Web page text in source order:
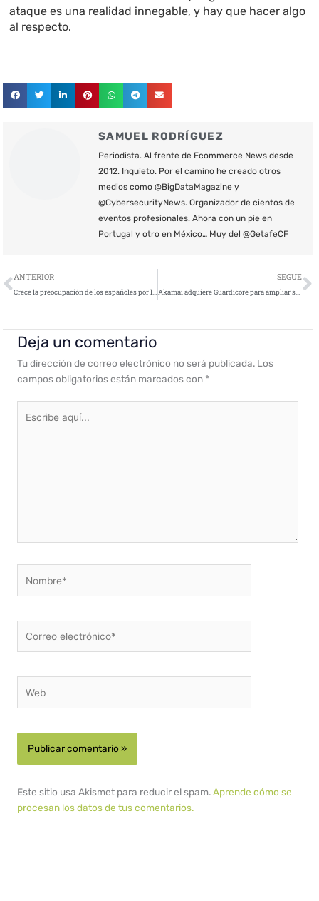
ataque es una realidad innegable, y hay que hacer algo
al respecto.
SAMUEL RODRÍGUEZ
Periodista. Al frente de Ecommerce News desde
2012. Inquieto. Por el camino he creado otros
medios como @BigDataMagazine y
@CybersecurityNews. Organizador de cientos de
eventos profesionales. Ahora con un pie en
Portugal y otro en México… Muy del @GetafeCF
Ant
ANTERIOR
Crece la preocupación de los españoles por la ciberseguridad
SEGUE
Akamai adquiere Guardicore para ampliar sus soluciones de Zero Trust y ayudar a detener el ransomware
Deja un comentario
Tu dirección de correo electrónico no será publicada. Los
campos obligatorios están marcados con *
aquí...
electrónico*
Este sitio usa Akismet para reducir el spam.Aprende cómo se
procesan los datos de tus comentarios.